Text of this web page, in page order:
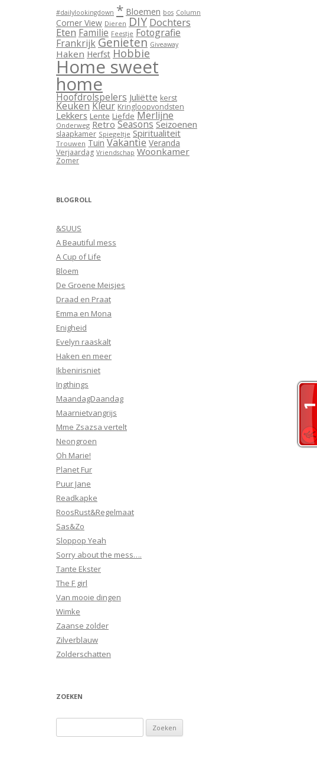
#dailylookingdown * Bloemen bos Column
Corner View Dieren DIY Dochters
Eten Familie Feestje Fotografie
Frankrijk Genieten Giveaway
Haken Herfst Hobbie
Home sweet
home
Hoofdrolspelers Juliëtte kerst
KeukenKleur Kringloopvondsten
Lekkers Lente Liefde Merlijne
Onderweg Retro Seasons Seizoenen
slaapkamer Spiegeltje Spiritualiteit
Trouwen Tuin Vakantie Veranda
Verjaardag Vriendschap Woonkamer
Zomer
BLOGROLL
&SUUS
A Beautiful mess
A Cup of Life
Bloem
De Groene Meisjes
Draad en Praat
Emma en Mona
Enigheid
Evelyn raaskalt
Haken en meer
Ikbenirisniet
Ingthings
MaandagDaandag
Maarnietvangrijs
Mme Zsazsa vertelt
Neongroen
Oh Marie!
Planet Fur
Puur Jane
Readkapke
RoosRust&Regelmaat
Sas&Zo
Sloppop Yeah
Sorry about the mess….
Tante Ekster
The F girl
Van mooie dingen
Wimke
Zaanse zolder
Zilverblauw
Zolderschatten
ZOEKEN
naar: